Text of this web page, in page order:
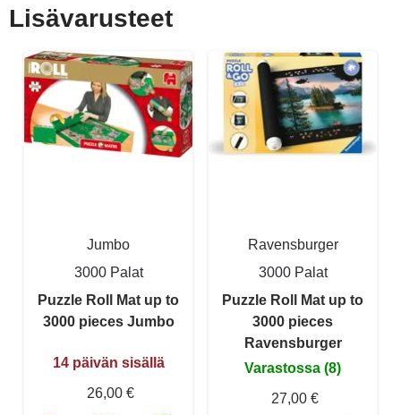
Lisävarusteet
Jumbo
3000 Palat
Puzzle Roll Mat up to
3000 pieces Jumbo
14 päivän sisällä
26,00 €
Ravensburger
3000 Palat
Puzzle Roll Mat up to
3000 pieces
Ravensburger
Varastossa (8)
27,00 €